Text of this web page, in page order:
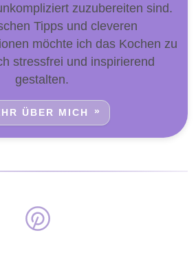
zuzubereiten sind.
Tipps und cleveren
möchte ich das Kochen zu
stressfrei und inspirierend
gestalten.
ÜBER MICH